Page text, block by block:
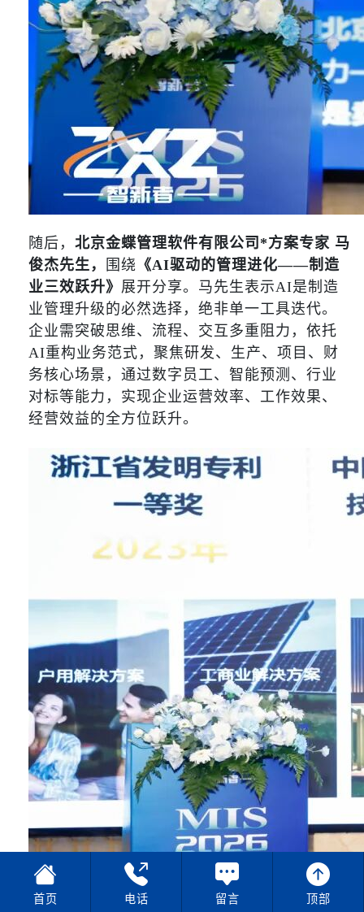
随后， 北京金蝶管理软件有限公司*方案专家 马
俊杰先生，
围绕 《AI驱动的管理进化——制造
业三效跃升》 展开分享。马先生表示AI是制造
业管理升级的必然选择，绝非单一工具迭代。
企业需突破思维、流程、交互多重阻力，依托
AI重构业务范式，聚焦研发、生产、项目、财
务核心场景，通过数字员工、智能预测、行业
对标等能力，实现企业运营效率、工作效果、
经营效益的全方位跃升。
首页 电话 留言 顶部